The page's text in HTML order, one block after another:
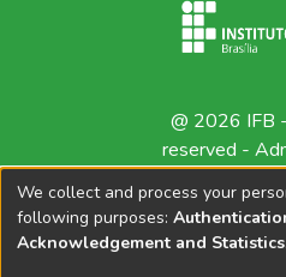
@ 2026 IFB
reserved -
We collect and process your
following purposes:
Acknowledgement and Statistics